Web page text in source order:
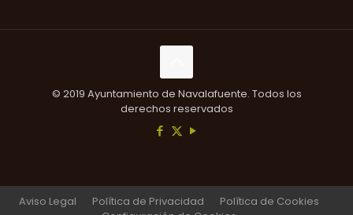
© 2019 Ayuntamiento de Navalafuente. Todos los
derechos reservados
Aviso Legal Política de Privacidad
Política de Cookies